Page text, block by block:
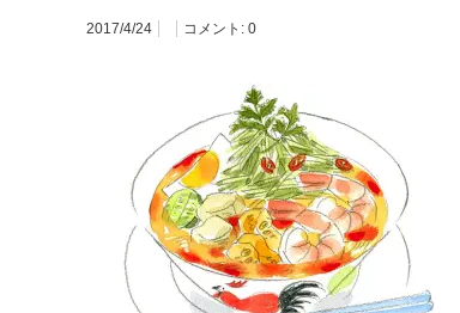
2017/4/24 コメント: 0